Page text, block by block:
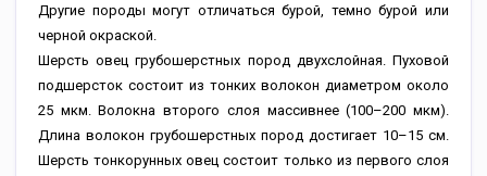
Другие породы могут отличаться бурой, темно бурой или
черной окраской.
Шерсть овец грубошерстных пород двухслойная. Пуховой
подшерсток состоит из тонких волокон диаметром около
25 мкм. Волокна второго слоя массивнее (100–200 мкм).
Длина волокон грубошерстных пород достигает 10–15 см.
Шерсть тонкорунных овец состоит только из первого слоя